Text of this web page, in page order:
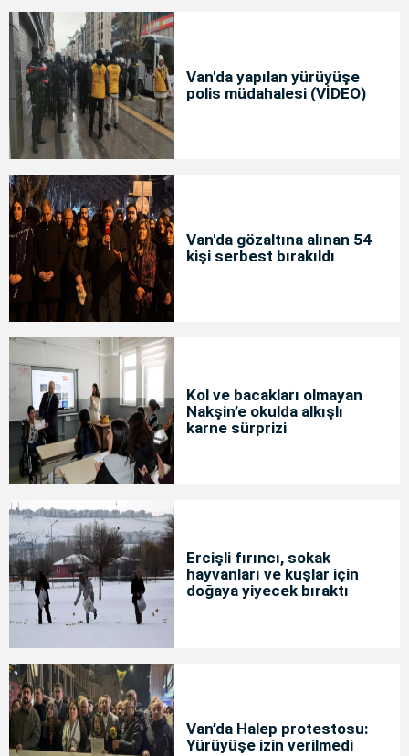
Van'da yapılan yürüyüşe
polis müdahalesi (VİDEO)
Van'da gözaltına alınan 54
kişi serbest bırakıldı
Kol ve bacakları olmayan
Nakşin’e okulda alkışlı
karne sürprizi
Ercişli fırıncı, sokak
hayvanları ve kuşlar için
doğaya yiyecek bıraktı
Van’da Halep protestosu:
Yürüyüşe izin verilmedi